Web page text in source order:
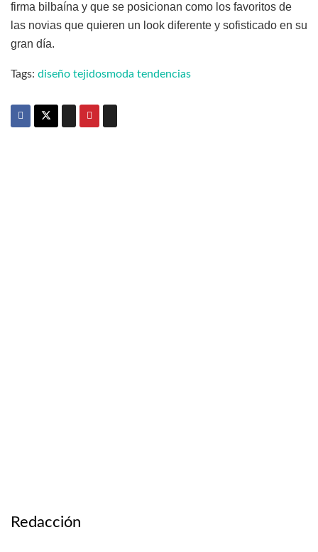
firma bilbaína y que se posicionan como los favoritos de
las novias que quieren un look diferente y sofisticado en su
gran día.
Tags: diseño tejidosmoda tendencias
Redacción